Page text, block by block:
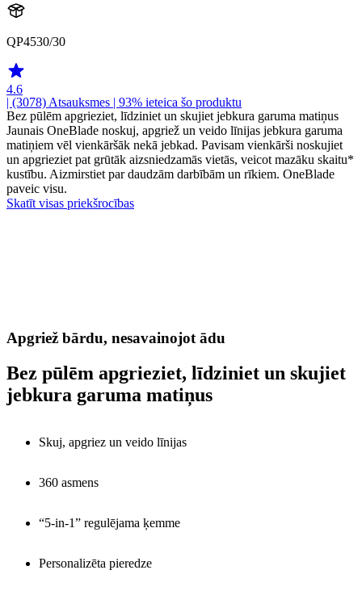
QP4530/30
4.6
| (3078) Atsauksmes | 93% ieteica šo produktu
Bez pūlēm apgrieziet, līdziniet un skujiet jebkura garuma matiņus
Jaunais OneBlade noskuj, apgriež un veido līnijas jebkura garuma
matiņiem vēl vienkāršāk nekā jebkad. Pavisam vienkārši noskujiet
un apgrieziet pat grūtāk aizsniedzamās vietās, veicot mazāku skaitu*
kustību. Aizmirstiet par daudzām darbībām un rīkiem. OneBlade
paveic visu.
Skatīt visas priekšrocības
Apgriež bārdu, nesavainojot ādu
Bez pūlēm apgrieziet, līdziniet un skujiet
jebkura garuma matiņus
Skuj, apgriez un veido līnijas
360 asmens
“5-in-1” regulējama ķemme
Personalizēta pieredze